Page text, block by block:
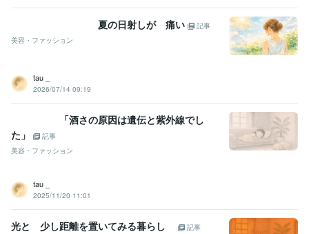
夏の日射しが 痛い
記事
美容・ファッション
tau _
2026/07/14 09:19
「酒さの原因は遺伝と紫外線でし
た」
記事
美容・ファッション
tau _
2025/11/20 11:01
光と 少し距離を置いてみる暮らし
記事